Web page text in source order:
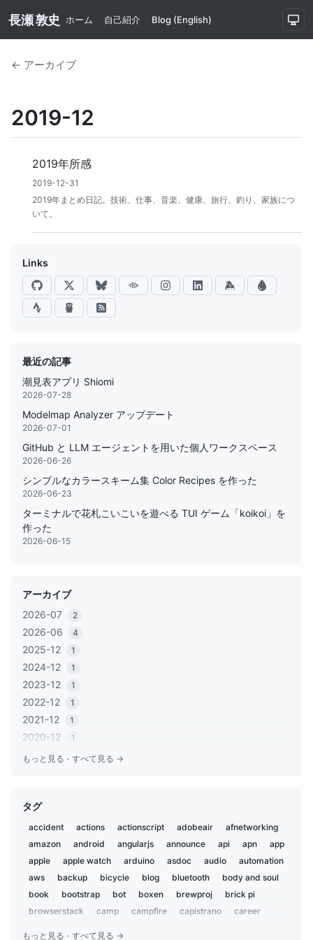
長瀬 敦史 ホーム 自己紹介 Blog (English)
← アーカイブ
2019-12
2019年所感
2019-12-31
2019年まとめ日記。技術、仕事、音楽、健康、旅行、釣り、家族につ
いて。
Links
最近の記事
潮見表アプリ Shiomi
2026-07-28
Modelmap Analyzer アップデート
2026-07-01
GitHub と LLM エージェントを用いた個人ワークスペース
2026-06-26
シンプルなカラースキーム集 Color Recipes を作った
2026-06-23
ターミナルで花札こいこいを遊べる TUI ゲーム「koikoi」を
作った
2026-06-15
アーカイブ
2026-07
2
2026-06 4
2025-12 1
2024-12 1
2023-12 1
2022-12 1
2021-12 1
2020-12 1
2020-06 1
2019-11
2019-02
2019-01 1
2018-12 2
2018-07 3
2018-02 1
2018-01 1
2017-09
もっと見る · すべて見る →
タグ
accident actions actionscript adobeair
afnetworking
amazon
android angularjs announce api apn
app
apple
apple watch arduino asdoc audio
automation
aws
backup bicycle blog bluetooth
body and soul
book
bootstrap bot boxen brewproj
brick pi
browserstack
camp campfire capistrano
career
もっと見る · すべて見る →